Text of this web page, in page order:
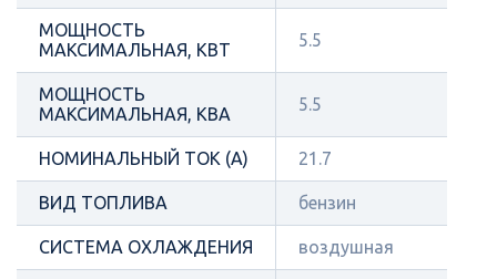
МОЩНОСТЬ
МАКСИМАЛЬНАЯ, КВТ
5.5
МОЩНОСТЬ
МАКСИМАЛЬНАЯ, КВА
5.5
НОМИНАЛЬНЫЙ ТОК (А) 21.7
ВИД ТОПЛИВА бензин
СИСТЕМА ОХЛАЖДЕНИЯ воздушная